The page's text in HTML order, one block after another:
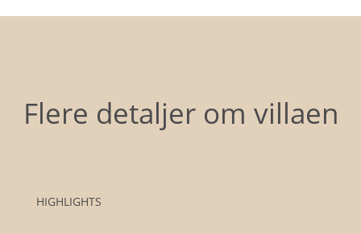
Flere detaljer om villaen
HIGHLIGHTS